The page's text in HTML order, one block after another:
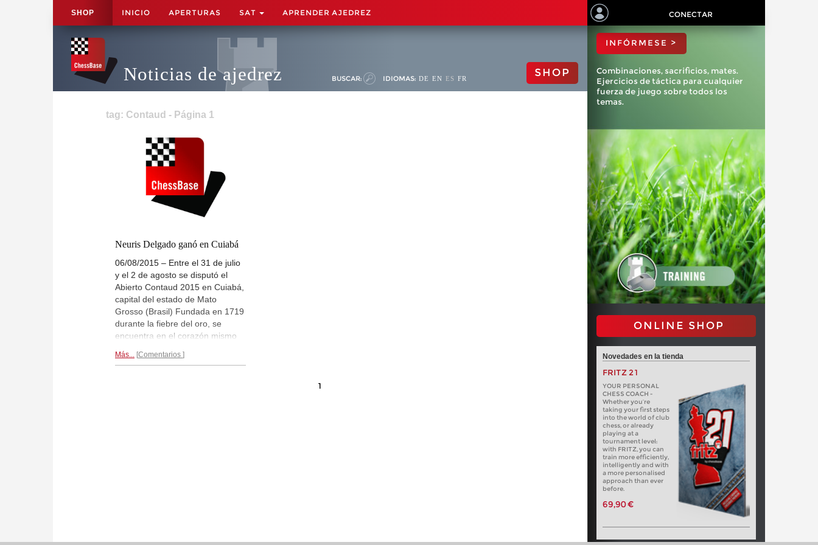
SHOP INICIO APERTURAS SAT APRENDER AJEDREZ CONECTAR
Noticias de ajedrez BUSCAR: IDIOMAS: DE EN ES FR SHOP
tag: Contaud - Página 1
Neuris Delgado ganó en Cuiabá
06/08/2015 – Entre el 31 de julio
y el 2 de agosto se disputó el
Abierto Contaud 2015 en Cuiabá,
capital del estado de Mato
Grosso (Brasil) Fundada en 1719
durante la fiebre del oro, se
encuentra en el corazón mismo
ciudades de mayor crecimiento
Más... Comentarios
1
ChessBase?
INFÓRMESE >
Combinaciones, sacrificios, mates.
Ejercicios de táctica para cualquier
fuerza de juego sobre todos los
temas.
ONLINE SHOP
Novedades en la tienda
FRITZ 21
YOUR PERSONAL
CHESS COACH -
Whether you’re
taking your first steps
into the world of club
chess, or already
playing at a
tournament level:
with FRITZ, you can
train more efficiently,
intelligently and with
a more personalised
approach than ever
before.
69,90 €